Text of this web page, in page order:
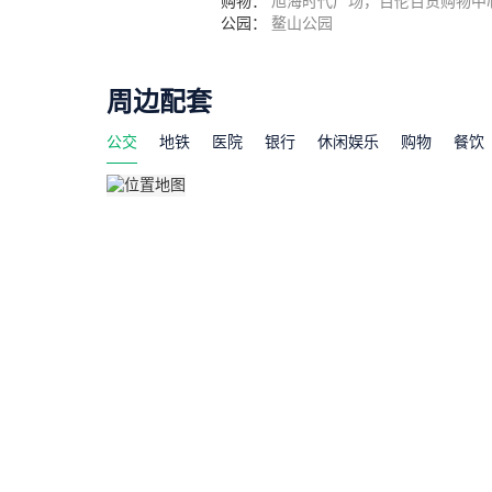
公园： 鳌山公园
周边配套
公交 地铁 医院 银行 休闲娱乐 购物 餐饮